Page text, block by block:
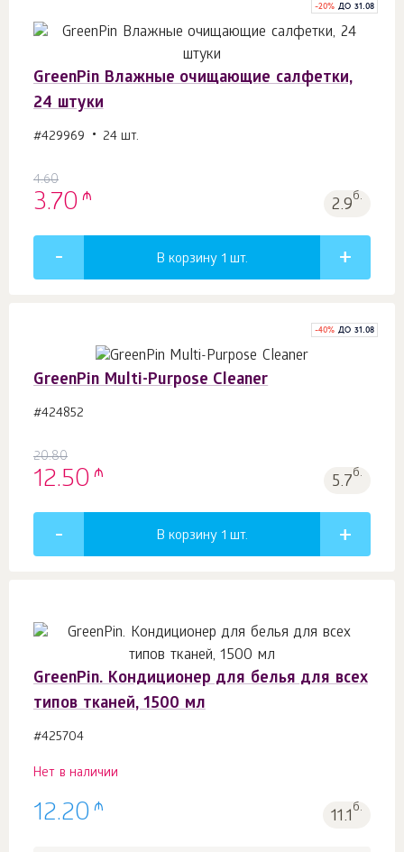
-20% ДО 31.08
GreenPin Влажные очищающие салфетки,
24 штуки
#429969 24 шт.
4.60
3.70 ₼ 2.9б.
В корзину 1 шт.
-40% ДО 31.08
GreenPin Multi-Purpose Cleaner
#424852
20.80
12.50 ₼ 5.7б.
В корзину 1 шт.
GreenPin. Кондиционер для белья для всех
типов тканей, 1500 мл
#425704
Нет в наличии
12.20 ₼ 11.1б.